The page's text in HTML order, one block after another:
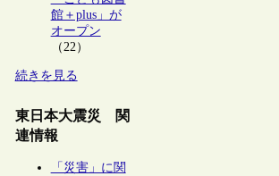
館＋plus」が
オープン
（22）
続きを見る
東日本大震災 関
連情報
「災害」に関